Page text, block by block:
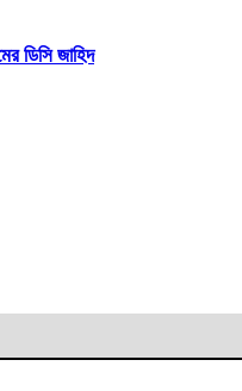
ডিসি জাহিদ